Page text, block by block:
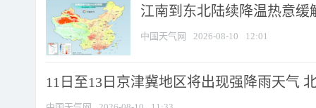
江南到东北陆续降温热意缓
中国天气网 2026-08-10 12:01
11日至13日京津冀地区将出现强降雨天气